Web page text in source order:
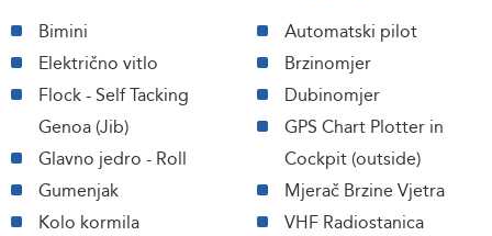
Bimini
Električno vitlo
Flock - Self Tacking
Genoa (Jib)
Glavno jedro - Roll
Gumenjak
Kolo kormila
Automatski pilot
Brzinomjer
Dubinomjer
GPS Chart Plotter in
Cockpit (outside)
Mjerač Brzine Vjetra
VHF Radiostanica